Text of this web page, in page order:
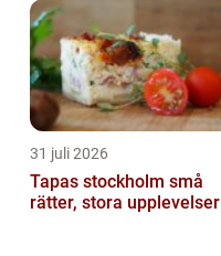
31 juli 2026
Tapas stockholm små
rätter, stora upplevelser